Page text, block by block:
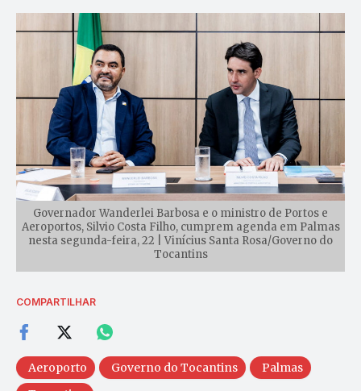
Governador Wanderlei Barbosa e o ministro de Portos e
Aeroportos, Silvio Costa Filho, cumprem agenda em Palmas
nesta segunda-feira, 22 | Vinícius Santa Rosa/Governo do
Tocantins
COMPARTILHAR
Aeroporto Governo do Tocantins
Palmas